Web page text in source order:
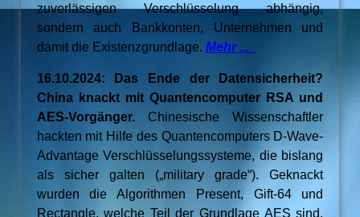
zuverlässigen Verschlüsselung abhängig,
sondern auch Bankkonten, Unternehmen und
damit die Existenzgrundlage. Mehr ...
16.10.2024: Das Ende der Datensicherheit?
China knackt mit Quantencomputer RSA und
AES-Vorgänger. Chinesische Wissenschaftler
hackten mit Hilfe des Quantencomputers D-Wave-
Advantage Verschlüsselungssysteme, die bislang
als sicher galten („military grade“). Geknackt
wurden die Algorithmen Present, Gift-64 und
Rectangle, welche Teil der Grundlage AES sind.